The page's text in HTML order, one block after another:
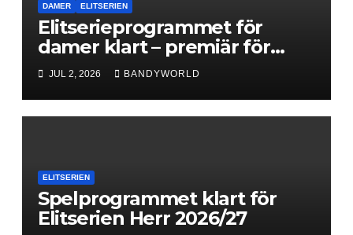
DAMER ELITSERIEN
Elitserieprogrammet för
damer klart – premiär för
Next Level
JUL 2, 2026 BANDYWORLD
ELITSERIEN
Spelprogrammet klart för
Elitserien Herr 2026/27